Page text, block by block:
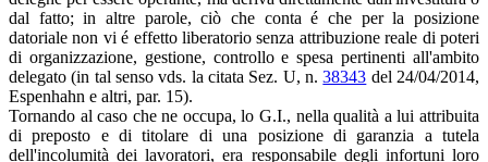
dal fatto; in altre parole, ciò che conta é che per la posizione
datoriale non vi é effetto liberatorio senza attribuzione reale di poteri
di organizzazione, gestione, controllo e spesa pertinenti all'ambito
delegato (in tal senso vds. la citata Sez. U, n.38343 del 24/04/2014,
Espenhahn e altri, par. 15).
Tornando al caso che ne occupa, lo G.I., nella qualità a lui attribuita
di preposto e di titolare di una posizione di garanzia a tutela
dell'incolumità dei lavoratori, era responsabile degli infortuni loro